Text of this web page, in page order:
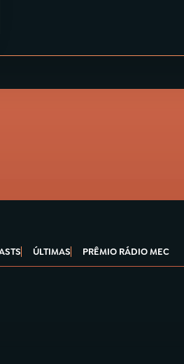
ÚLTIMAS PRÊMIO RÁDIO MEC